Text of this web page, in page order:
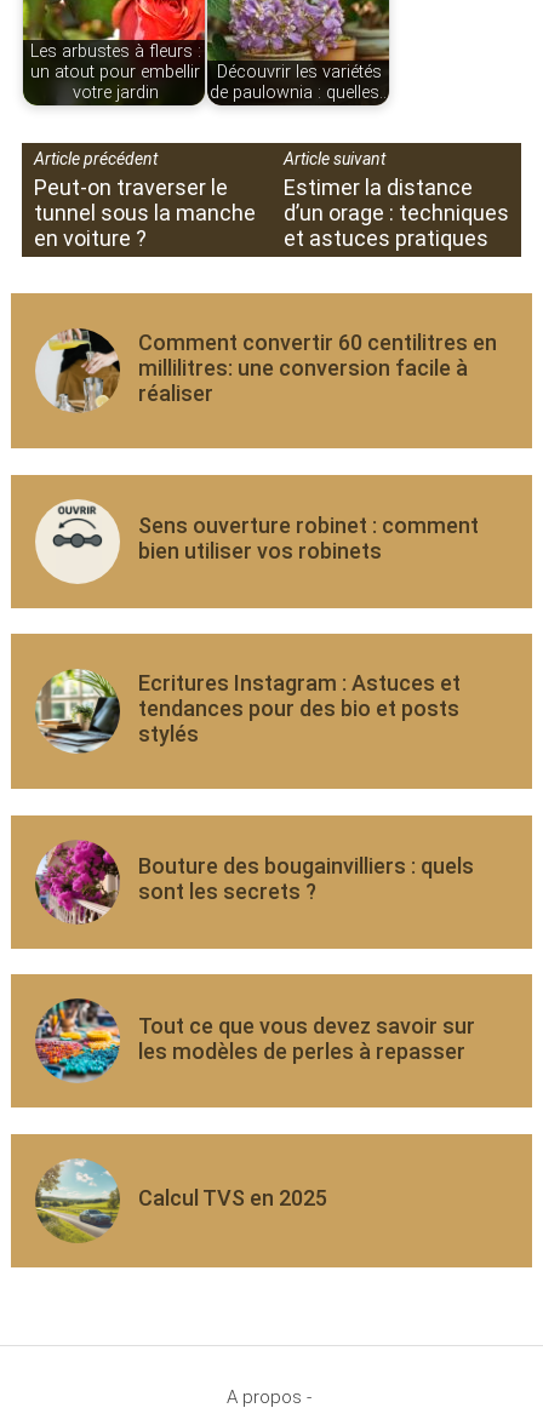
Les arbustes à fleurs :
un atout pour embellir
votre jardin
Découvrir les variétés
de paulownia : quelles…
Article précédent
Peut-on traverser le
tunnel sous la manche
en voiture ?
Article suivant
Estimer la distance
d’un orage : techniques
et astuces pratiques
Comment convertir 60 centilitres en
millilitres: une conversion facile à
réaliser
Sens ouverture robinet : comment
bien utiliser vos robinets
Ecritures Instagram : Astuces et
tendances pour des bio et posts
stylés
Bouture des bougainvilliers : quels
sont les secrets ?
Tout ce que vous devez savoir sur
les modèles de perles à repasser
Calcul TVS en 2025
A propos -